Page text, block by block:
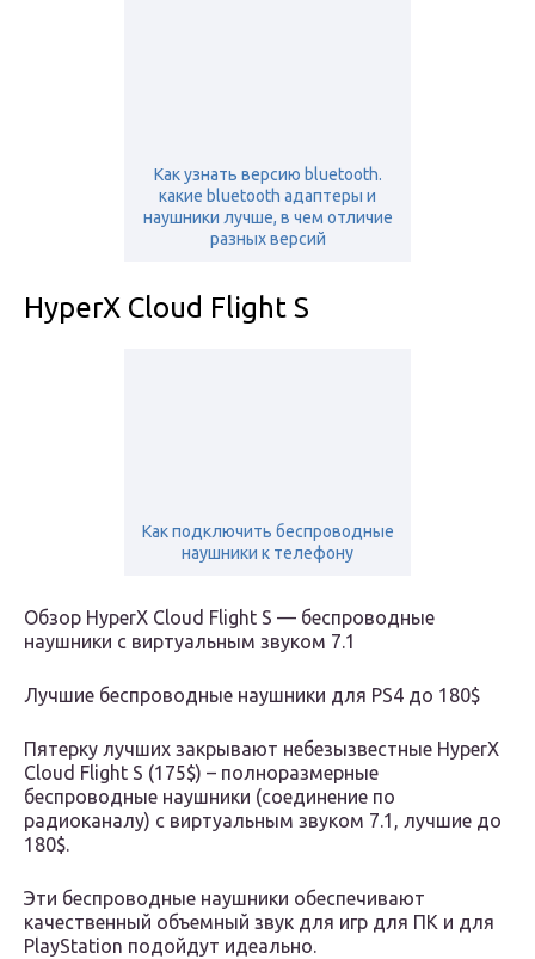
Как узнать версию bluetooth.
какие bluetooth адаптеры и
наушники лучше, в чем отличие
разных версий
HyperX Cloud Flight S
Как подключить беспроводные
наушники к телефону
Обзор HyperX Cloud Flight S — беспроводные
наушники с виртуальным звуком 7.1
Лучшие беспроводные наушники для PS4 до 180$
Пятерку лучших закрывают небезызвестные HyperX
Cloud Flight S (175$) – полноразмерные
беспроводные наушники (соединение по
радиоканалу) с виртуальным звуком 7.1, лучшие до
180$.
Эти беспроводные наушники обеспечивают
качественный объемный звук для игр для ПК и для
PlayStation подойдут идеально.